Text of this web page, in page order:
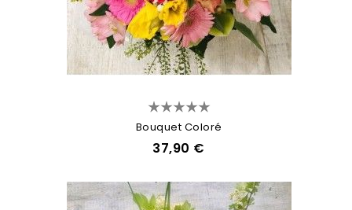
Bouquet Coloré
37,90 €